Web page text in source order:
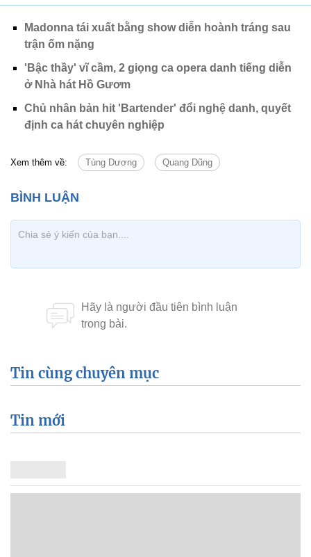
Madonna tái xuất bằng show diễn hoành tráng sau
trận ốm nặng
'Bậc thầy' vĩ cầm, 2 giọng ca opera danh tiếng diễn
ở Nhà hát Hồ Gươm
Chủ nhân bản hit 'Bartender' đổi nghệ danh, quyết
định ca hát chuyên nghiệp
Xem thêm về: Tùng Dương Quang Dũng
Tin cùng chuyên mục
Tin mới